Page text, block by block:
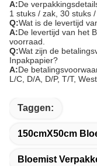
A:De
1 stuks / zak, 30 stuks
Q:Wat is de levertijd
A:De levertijd van het
voorraad.
Q:Wat zijn de
Inpakpapier?
A:De
L/C, D/A, D/P, T/T,
Taggen:
150cmX50cm
Bloemist